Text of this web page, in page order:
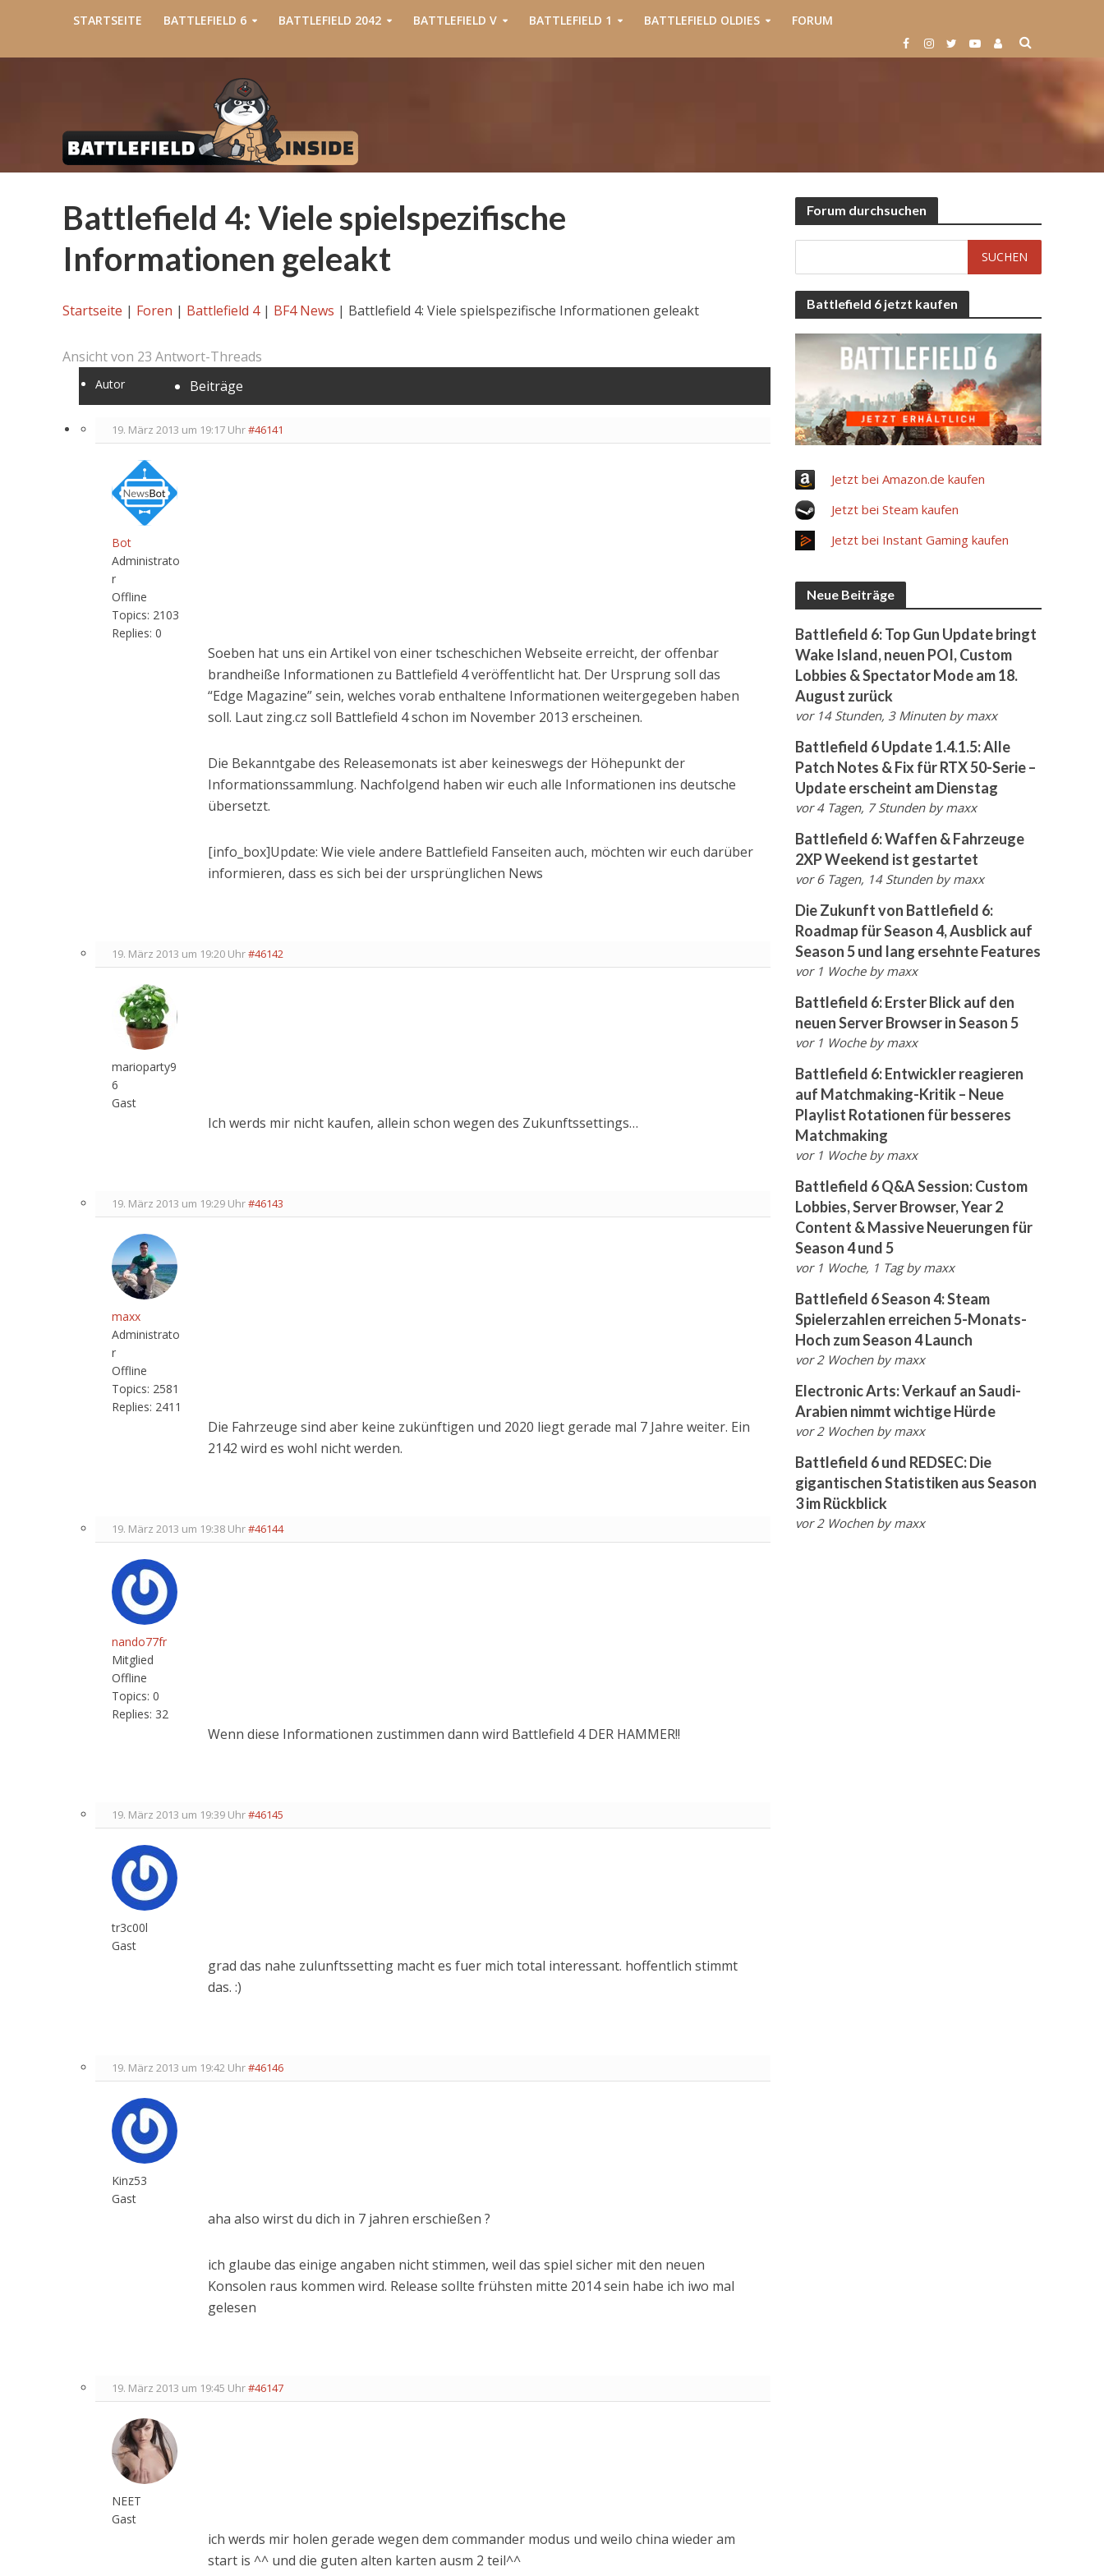
STARTSEITE BATTLEFIELD 6 BATTLEFIELD 2042 BATTLEFIELD V BATTLEFIELD 1 BATTLEFIELD OLDIES FORUM
Battlefield 4: Viele spielspezifische
Informationen geleakt
Startseite | Foren | Battlefield 4 | BF4 News | Battlefield 4: Viele spielspezifische Informationen geleakt
Ansicht von 23 Antwort-Threads
Autor Beiträge
19. März 2013 um 19:17 Uhr#46141
Bot
Administrato
r
Offline
Topics: 2103
Replies: 0
Soeben hat uns ein Artikel von einer tscheschichen Webseite erreicht, der offenbar
brandheiße Informationen zu Battlefield 4 veröffentlicht hat. Der Ursprung soll das
“Edge Magazine” sein, welches vorab enthaltene Informationen weitergegeben haben
soll. Laut zing.cz soll Battlefield 4 schon im November 2013 erscheinen.
Die Bekanntgabe des Releasemonats ist aber keineswegs der Höhepunkt der
Informationssammlung. Nachfolgend haben wir euch alle Informationen ins deutsche
übersetzt.
[info_box]Update: Wie viele andere Battlefield Fanseiten auch, möchten wir euch darüber
informieren, dass es sich bei der ursprünglichen News
19. März 2013 um 19:20 Uhr#46142
marioparty9
6
Gast
Ich werds mir nicht kaufen, allein schon wegen des Zukunftssettings…
19. März 2013 um 19:29 Uhr#46143
maxx
Administrato
r
Offline
Topics: 2581
Replies: 2411
Die Fahrzeuge sind aber keine zukünftigen und 2020 liegt gerade mal 7 Jahre weiter. Ein
2142 wird es wohl nicht werden.
19. März 2013 um 19:38 Uhr#46144
nando77fr
Mitglied
Offline
Topics: 0
Replies: 32
Wenn diese Informationen zustimmen dann wird Battlefield 4 DER HAMMER!!
19. März 2013 um 19:39 Uhr#46145
tr3c00l
Gast
grad das nahe zulunftssetting macht es fuer mich total interessant. hoffentlich stimmt
das. :)
19. März 2013 um 19:42 Uhr#46146
Kinz53
Gast
aha also wirst du dich in 7 jahren erschießen ?
ich glaube das einige angaben nicht stimmen, weil das spiel sicher mit den neuen
Konsolen raus kommen wird. Release sollte frühsten mitte 2014 sein habe ich iwo mal
gelesen
19. März 2013 um 19:45 Uhr#46147
NEET
Gast
ich werds mir holen gerade wegen dem commander modus und weilo china wieder am
start is ^^ und die guten alten karten ausm 2 teil^^
Forum durchsuchen
Battlefield 6 jetzt kaufen
Jetzt bei Amazon.de kaufen
Jetzt bei Steam kaufen
Jetzt bei Instant Gaming kaufen
Neue Beiträge
Battlefield 6: Top Gun Update bringt
Wake Island, neuen POI, Custom
Lobbies & Spectator Mode am 18.
August zurück
vor 14 Stunden, 3 Minuten bymaxx
Battlefield 6 Update 1.4.1.5: Alle
Patch Notes & Fix für RTX 50-Serie –
Update erscheint am Dienstag
vor 4 Tagen, 7 Stunden bymaxx
Battlefield 6: Waffen & Fahrzeuge
2XP Weekend ist gestartet
vor 6 Tagen, 14 Stunden bymaxx
Die Zukunft von Battlefield 6:
Roadmap für Season 4, Ausblick auf
Season 5 und lang ersehnte Features
vor 1 Woche bymaxx
Battlefield 6: Erster Blick auf den
neuen Server Browser in Season 5
vor 1 Woche bymaxx
Battlefield 6: Entwickler reagieren
auf Matchmaking-Kritik – Neue
Playlist Rotationen für besseres
Matchmaking
vor 1 Woche bymaxx
Battlefield 6 Q&A Session: Custom
Lobbies, Server Browser, Year 2
Content & Massive Neuerungen für
Season 4 und 5
vor 1 Woche, 1 Tag bymaxx
Battlefield 6 Season 4: Steam
Spielerzahlen erreichen 5-Monats-
Hoch zum Season 4 Launch
vor 2 Wochen bymaxx
Electronic Arts: Verkauf an Saudi-
Arabien nimmt wichtige Hürde
vor 2 Wochen bymaxx
Battlefield 6 und REDSEC: Die
gigantischen Statistiken aus Season
3 im Rückblick
vor 2 Wochen bymaxx